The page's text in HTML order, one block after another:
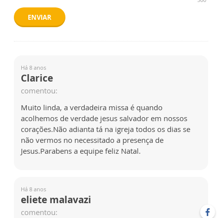
ENVIAR
Há 8 anos
Clarice
comentou:
Muito linda, a verdadeira missa é quando
acolhemos de verdade jesus salvador em nossos
corações.Não adianta tá na igreja todos os dias se
não vermos no necessitado a presença de
Jesus.Parabens a equipe feliz Natal.
Há 8 anos
eliete malavazi
comentou: